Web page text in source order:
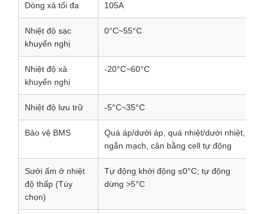
Dòng xả tối đa 105A
Nhiệt độ sạc
khuyến nghị
0°C~55°C
Nhiệt độ xả
khuyến nghị
-20°C~60°C
Nhiệt độ lưu trữ -5°C~35°C
Bảo vệ BMS
Quá áp/dưới áp, quá nhiệt/dưới nhiệt,
ngắn mạch, cân bằng cell tự động
Sưởi ấm ở nhiệt
độ thấp (Tùy
chọn)
Tự động khởi động ≤0°C; tự động
dừng >5°C